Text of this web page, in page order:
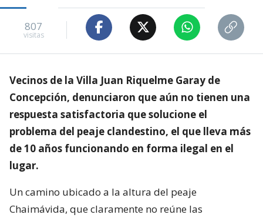
807
visitas
Vecinos de la Villa Juan Riquelme Garay de
Concepción, denunciaron que aún no tienen una
respuesta satisfactoria que solucione el
problema del peaje clandestino, el que lleva más
de 10 años funcionando en forma ilegal en el
lugar.
Un camino ubicado a la altura del peaje
Chaimávida, que claramente no reúne las